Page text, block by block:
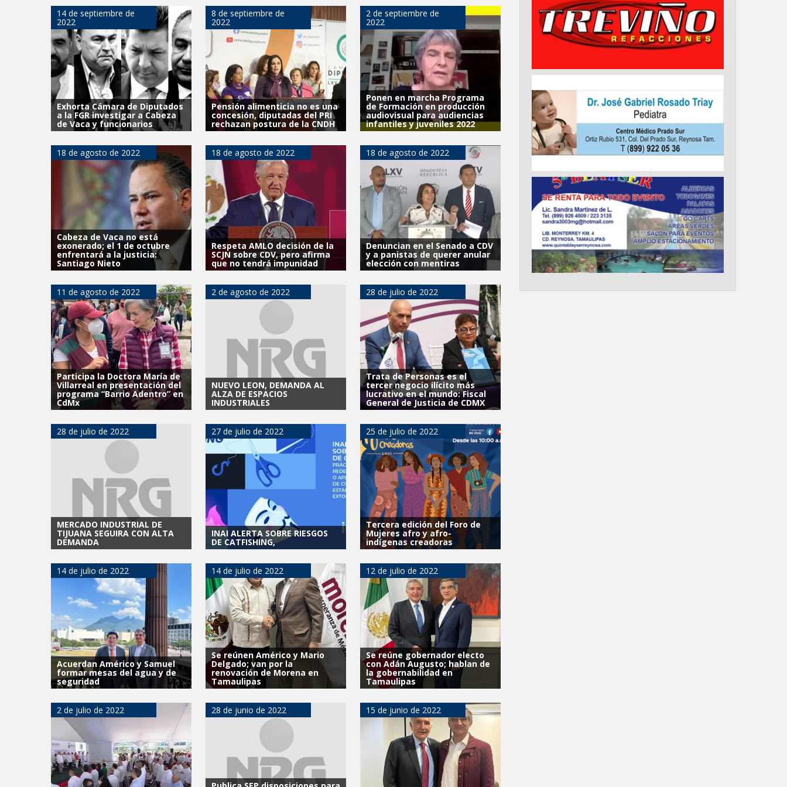
14 de septiembre de
2022
Exhorta Cámara de Diputados
a la FGR investigar a Cabeza
de Vaca y funcionarios
8 de septiembre de
2022
Pensión alimenticia no es una
concesión, diputadas del PRI
rechazan postura de la CNDH
2 de septiembre de
2022
Ponen en marcha Programa
de Formación en producción
audiovisual para audiencias
infantiles y juveniles 2022
18 de agosto de 2022
Cabeza de Vaca no está
exonerado; el 1 de octubre
enfrentará a la justicia:
Santiago Nieto
18 de agosto de 2022
Respeta AMLO decisión de la
SCJN sobre CDV, pero afirma
que no tendrá impunidad
18 de agosto de 2022
Denuncian en el Senado a CDV
y a panistas de querer anular
elección con mentiras
11 de agosto de 2022
Participa la Doctora María de
Villarreal en presentación del
programa “Barrio Adentro” en
CdMx
2 de agosto de 2022
NUEVO LEON, DEMANDA AL
ALZA DE ESPACIOS
INDUSTRIALES
28 de julio de 2022
Trata de Personas es el
tercer negocio ilícito más
lucrativo en el mundo: Fiscal
General de Justicia de CDMX
28 de julio de 2022
MERCADO INDUSTRIAL DE
TIJUANA SEGUIRA CON ALTA
DEMANDA
27 de julio de 2022
INAI ALERTA SOBRE RIESGOS
DE CATFISHING,
25 de julio de 2022
Tercera edición del Foro de
Mujeres afro y afro-
indígenas creadoras
14 de julio de 2022
Acuerdan Américo y Samuel
formar mesas del agua y de
seguridad
14 de julio de 2022
Se reúnen Américo y Mario
Delgado; van por la
renovación de Morena en
Tamaulipas
12 de julio de 2022
Se reúne gobernador electo
con Adán Augusto; hablan de
la gobernabilidad en
Tamaulipas
2 de julio de 2022 28 de junio de 2022 15 de junio de 2022